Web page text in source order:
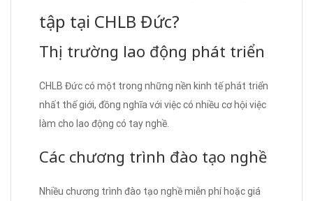
tập tại CHLB Đức?
Thị trường lao động phát triển
CHLB Đức có một trong những nền kinh tế phát triển
nhất thế giới, đồng nghĩa với việc có nhiều cơ hội việc
làm cho lao động có tay nghề.
Các chương trình đào tạo nghề
Nhiều chương trình đào tạo nghề miễn phí hoặc giá